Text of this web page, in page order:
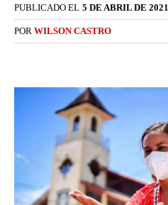
PUBLICADO EL 5 DE ABRIL DE 2021
POR WILSON CASTRO